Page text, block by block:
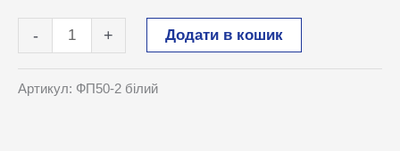
-
50
+ Додати в кошик
Артикул: ФП50-2 білий